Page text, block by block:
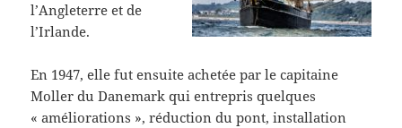
l’Angleterre et de
l’Irlande.
En 1947, elle fut ensuite achetée par le capitaine
Moller du Danemark qui entrepris quelques
« améliorations », réduction du pont, installation